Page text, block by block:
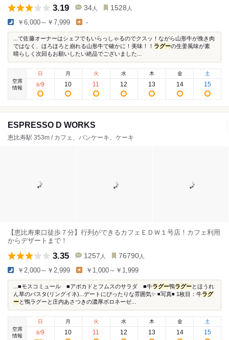
3.19 34 人 1528 人
￥6,000～￥7,999 -
...て佐藤オーナーはシェフでもいらっしゃるのでクスッ！ながら山形牛が挽き肉
ではなく、ほろほろと崩れる山形牛で確かに！美味！！ ラグーの生姜風味が素
晴らしく次回もお願いしたい絶品でございました...
空席
情報
日
8/9
月
10
火
11
水
12
木
13
金
14
土
15
ESPRESSO D WORKS
恵比寿駅 353m / カフェ、パンケーキ、ケーキ
【恵比寿東口徒歩７分】行列ができるカフェＥＤＷ１号店！カフェ利用
からデザートまで！
3.35 1257 人 76790 人
￥2,000～￥2,999 ￥1,000～￥1,999
...■モスコミュール ■アボカドとフムスのサラダ ■牛ラグー鴨ラグーとほうれ
ん草のパスタ(リングイネ)...デートにぴったりな雰囲気✨ ◾️写真◾️ 1枚目：牛ラグ
ーと鴨ラグーと庄内あさつきの濃厚ボロネーゼ...
空席
情報
日
8/9
月
10
火
11
水
12
木
13
金
14
土
15